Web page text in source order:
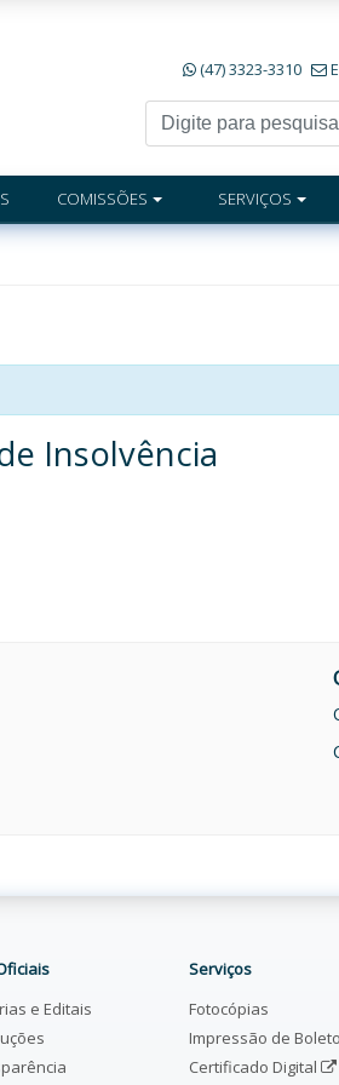
(47) 3323-3310
COMISSÕES SERVIÇOS
Insolvência
e Editais
Serviços
Fotocópias
Impressão de
Certificado Digital